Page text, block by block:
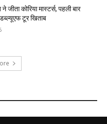
ने जीता कोरिया मास्टर्स, पहली बार
टूर खिताब